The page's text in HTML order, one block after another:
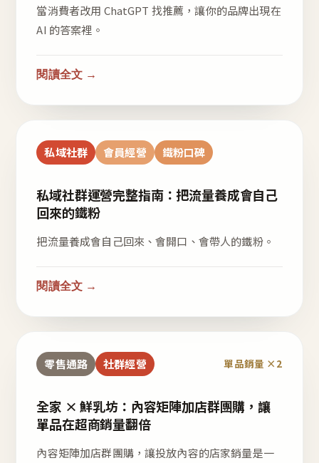
當消費者改用 ChatGPT 找推薦，讓你的品牌出現在
AI 的答案裡。
閱讀全文 →
私域社群 會員經營 鐵粉口碑
私域社群運營完整指南：把流量養成會自己
回來的鐵粉
把流量養成會自己回來、會開口、會帶人的鐵粉。
閱讀全文 →
零售通路 社群經營 單品銷量 ×2
全家 × 鮮乳坊：內容矩陣加店群團購，讓
單品在超商銷量翻倍
內容矩陣加店群團購，讓投放內容的店家銷量是一